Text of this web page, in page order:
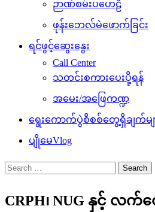
ဉာဏ်စမ်းပဟေဠိ
ဖုန်းဘေလ်မဲဖောက်ခြင်း
ရင်ဖွင့်ဆွေးနွေး
Call Center
သတင်းစကားပေးပို့ရန်
အမေး/အဖြေကဏ္ဍ
ရွေးကောက်ပွဲစိစစ်တွေ့ရှိချက်မျ
ပျိုမေVlog
Search
for:
CRPH၊ NUG နှင့် လက်ဝ